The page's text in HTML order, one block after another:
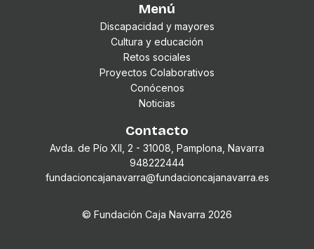
Menú
Discapacidad y mayores
Cultura y educación
Retos sociales
Proyectos Colaborativos
Conócenos
Noticias
Contacto
Avda. de Pío XII, 2 - 31008, Pamplona, Navarra
948222444
fundacioncajanavarra@fundacioncajanavarra.es
© Fundación Caja Navarra 2026